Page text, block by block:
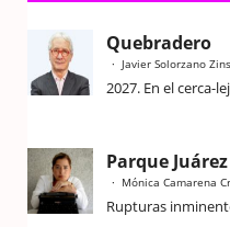
Quebradero
Javier Solorzano
2027. En el cerca-
Parque Juárez
Mónica Camarena
Rupturas